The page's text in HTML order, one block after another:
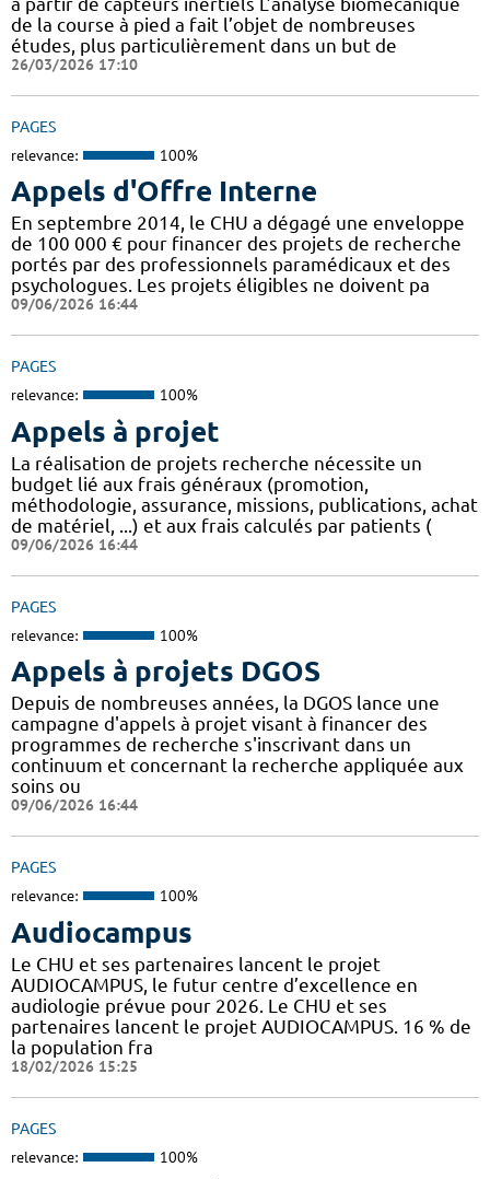
de la course à pied a fait l’objet de nombreuses
études, plus particulièrement dans un but de
26/03/2026 17:10
PAGES
relevance: 100%
Appels d'Offre Interne
En septembre 2014, le CHU a dégagé une enveloppe
de 100 000 € pour financer des projets de recherche
portés par des professionnels paramédicaux et des
psychologues. Les projets éligibles ne doivent pa
09/06/2026 16:44
PAGES
relevance: 100%
Appels à projet
La réalisation de projets recherche nécessite un
budget lié aux frais généraux (promotion,
méthodologie, assurance, missions, publications, achat
de matériel, ...) et aux frais calculés par patients (
09/06/2026 16:44
PAGES
relevance: 100%
Appels à projets DGOS
Depuis de nombreuses années, la DGOS lance une
campagne d'appels à projet visant à financer des
programmes de recherche s'inscrivant dans un
continuum et concernant la recherche appliquée aux
soins ou
09/06/2026 16:44
PAGES
relevance: 100%
Audiocampus
Le CHU et ses partenaires lancent le projet
AUDIOCAMPUS, le futur centre d’excellence en
audiologie prévue pour 2026. Le CHU et ses
partenaires lancent le projet AUDIOCAMPUS. 16 % de
la population fra
18/02/2026 15:25
PAGES
relevance: 100%